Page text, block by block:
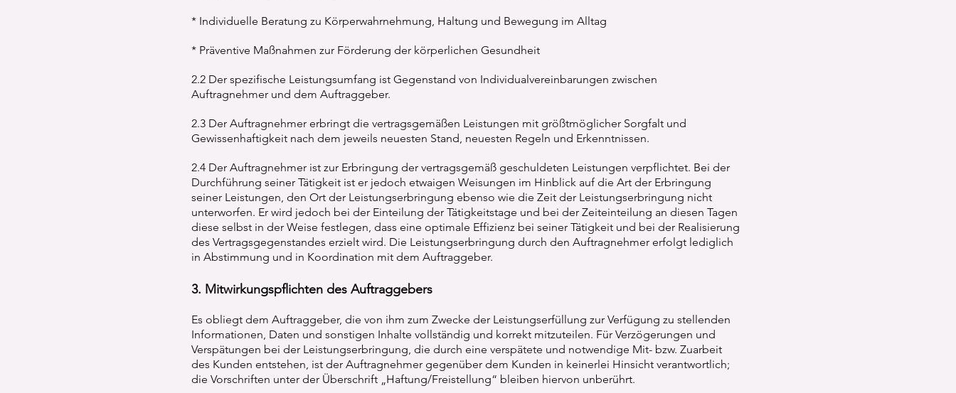
* Individuelle Beratung zu Körperwahrnehmung, Haltung und Bewegung im Alltag
* Präventive Maßnahmen zur Förderung der körperlichen Gesundheit
2.2 Der spezifische Leistungsumfang ist Gegenstand von Individualvereinbarungen zwischen
Auftragnehmer und dem Auftraggeber.
2.3 Der Auftragnehmer erbringt die vertragsgemäßen Leistungen mit größtmöglicher Sorgfalt und
Gewissenhaftigkeit nach dem jeweils neuesten Stand, neuesten Regeln und Erkenntnissen.
2.4 Der Auftragnehmer ist zur Erbringung der vertragsgemäß geschuldeten Leistungen verpflichtet. Bei der
Durchführung seiner Tätigkeit ist er jedoch etwaigen Weisungen im Hinblick auf die Art der Erbringung
seiner Leistungen, den Ort der Leistungserbringung ebenso wie die Zeit der Leistungserbringung nicht
unterworfen. Er wird jedoch bei der Einteilung der Tätigkeitstage und bei der Zeiteinteilung an diesen Tagen
diese selbst in der Weise festlegen, dass eine optimale Effizienz bei seiner Tätigkeit und bei der Realisierung
des Vertragsgegenstandes erzielt wird. Die Leistungserbringung durch den Auftragnehmer erfolgt lediglich
in Abstimmung und in Koordination mit dem Auftraggeber.
3. Mitwirkungspflichten des Auftraggebers
Es obliegt dem Auftraggeber, die von ihm zum Zwecke der Leistungserfüllung zur Verfügung zu stellenden
Informationen, Daten und sonstigen Inhalte vollständig und korrekt mitzuteilen. Für Verzögerungen und
Verspätungen bei der Leistungserbringung, die durch eine verspätete und notwendige Mit- bzw. Zuarbeit
des Kunden entstehen, ist der Auftragnehmer gegenüber dem Kunden in keinerlei Hinsicht verantwortlich;
die Vorschriften unter der Überschrift „Haftung/Freistellung“ bleiben hiervon unberührt.